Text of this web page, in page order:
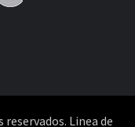
Linea de